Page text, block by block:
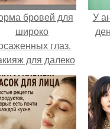
бровей для
широко
глаз.
для далеко
глаз
пошагово
У